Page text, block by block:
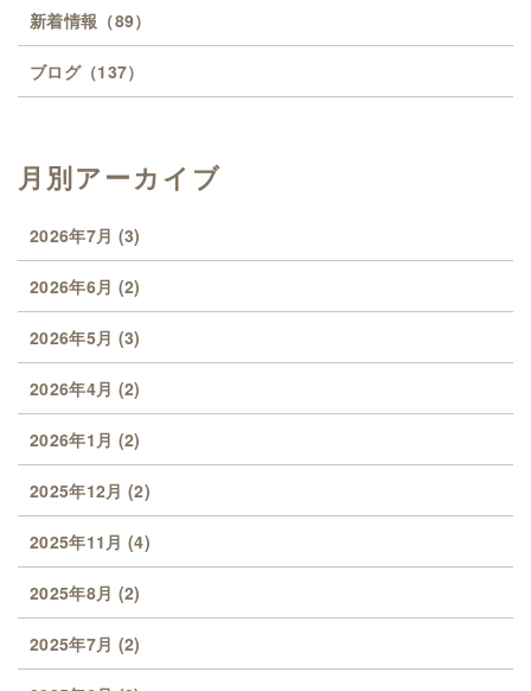
新着情報 （89）
ブログ（137）
月別アーカイブ
2026年7月 (3)
2026年6月 (2)
2026年5月 (3)
2026年4月 (2)
2026年1月 (2)
2025年12月 (2)
2025年11月 (4)
2025年8月 (2)
2025年7月 (2)